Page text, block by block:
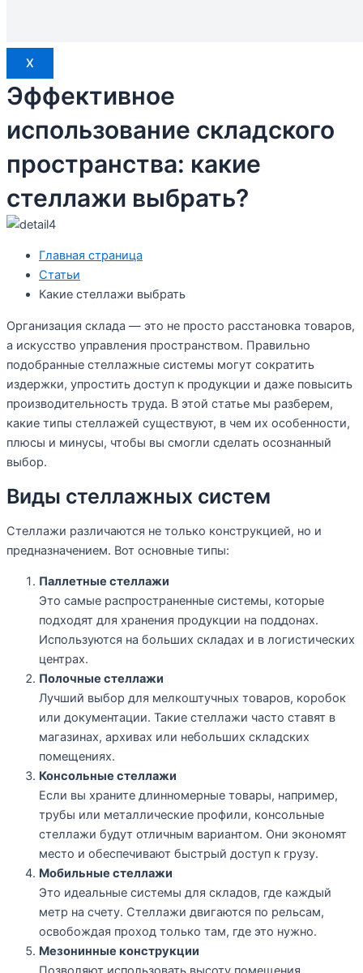
X
Эффективное
использование складского
пространства: какие
стеллажи выбрать?
Главная страница
Статьи
Какие стеллажи выбрать
Организация склада — это не просто расстановка товаров,
а искусство управления пространством. Правильно
подобранные стеллажные системы могут сократить
издержки, упростить доступ к продукции и даже повысить
производительность труда. В этой статье мы разберем,
какие типы стеллажей существуют, в чем их особенности,
плюсы и минусы, чтобы вы смогли сделать осознанный
выбор.
Виды стеллажных систем
Стеллажи различаются не только конструкцией, но и
предназначением. Вот основные типы:
Паллетные стеллажи
Это самые распространенные системы, которые
подходят для хранения продукции на поддонах.
Используются на больших складах и в логистических
центрах.
Полочные стеллажи
Лучший выбор для мелкоштучных товаров, коробок
или документации. Такие стеллажи часто ставят в
магазинах, архивах или небольших складских
помещениях.
Консольные стеллажи
Если вы храните длинномерные товары, например,
трубы или металлические профили, консольные
стеллажи будут отличным вариантом. Они экономят
место и обеспечивают быстрый доступ к грузу.
Мобильные стеллажи
Это идеальные системы для складов, где каждый
метр на счету. Стеллажи двигаются по рельсам,
освобождая проход только там, где это нужно.
Мезонинные конструкции